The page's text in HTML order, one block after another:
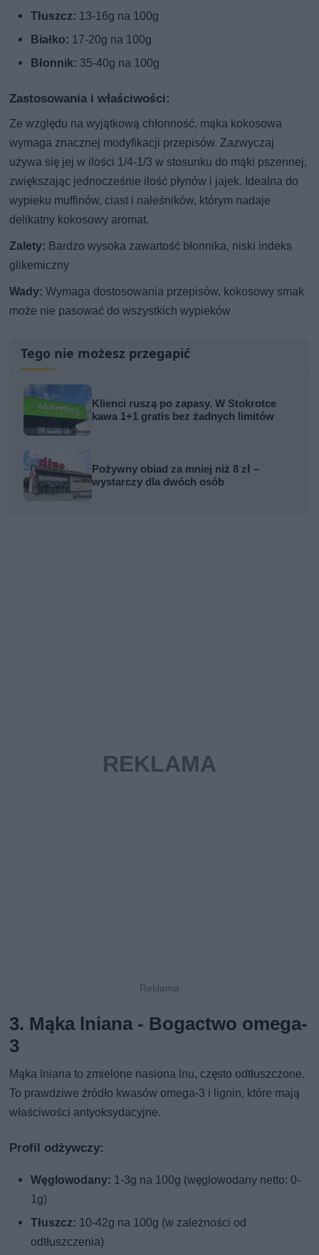
Tłuszcz: 13-16g na 100g
Białko: 17-20g na 100g
Błonnik: 35-40g na 100g
Zastosowania i właściwości:
Ze względu na wyjątkową chłonność, mąka kokosowa
wymaga znacznej modyfikacji przepisów. Zazwyczaj
używa się jej w ilości 1/4-1/3 w stosunku do mąki pszennej,
zwiększając jednocześnie ilość płynów i jajek. Idealna do
wypieku muffinów, ciast i naleśników, którym nadaje
delikatny kokosowy aromat.
Zalety: Bardzo wysoka zawartość błonnika, niski indeks
glikemiczny
Wady: Wymaga dostosowania przepisów, kokosowy smak
może nie pasować do wszystkich wypieków
Tego nie możesz przegapić
Klienci ruszą po zapasy. W Stokrotce
kawa 1+1 gratis bez żadnych limitów
Pożywny obiad za mniej niż 8 zł –
wystarczy dla dwóch osób
3. Mąka lniana - Bogactwo omega-
3
Mąka lniana to zmielone nasiona lnu, często odtłuszczone.
To prawdziwe źródło kwasów omega-3 i lignin, które mają
właściwości antyoksydacyjne.
Profil odżywczy:
Węglowodany: 1-3g na 100g (węglowodany netto: 0-
1g)
Tłuszcz: 10-42g na 100g (w zależności od
odtłuszczenia)